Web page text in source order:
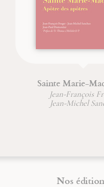
Sainte Marie-
Jean-François
Jean-Michel
Nos